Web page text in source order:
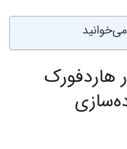
هاردفورک